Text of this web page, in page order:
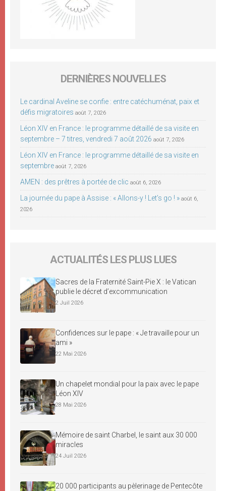
DERNIÈRES NOUVELLES
Le cardinal Aveline se confie : entre catéchuménat, paix et
défis migratoires août 7, 2026
Léon XIV en France : le programme détaillé de sa visite en
septembre – 7 titres, vendredi 7 août 2026 août 7, 2026
Léon XIV en France : le programme détaillé de sa visite en
septembre août 7, 2026
AMEN : des prêtres à portée de clic août 6, 2026
La journée du pape à Assise : « Allons-y ! Let’s go ! » août 6,
2026
ACTUALITÉS LES PLUS LUES
Sacres de la Fraternité Saint-Pie X : le Vatican
publie le décret d’excommunication
2 Juil 2026
Confidences sur le pape : « Je travaille pour un
ami »
22 Mai 2026
Un chapelet mondial pour la paix avec le pape
Léon XIV
28 Mai 2026
Mémoire de saint Charbel, le saint aux 30 000
miracles
24 Juil 2026
20 000 participants au pèlerinage de Pentecôte